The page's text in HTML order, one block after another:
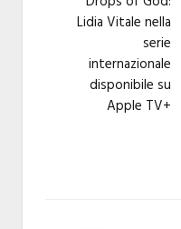
Lidia Vitale nella
serie
internazionale
disponibile su
Apple TV+